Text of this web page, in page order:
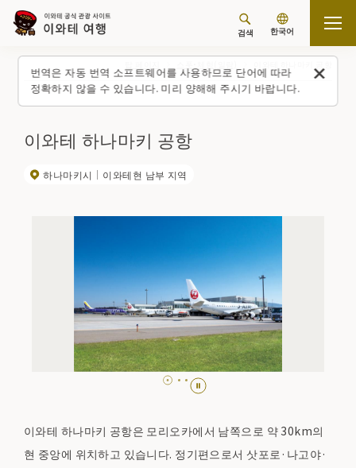
번역은 자동 번역 소프트웨어를 사용하므로 단어에 따라
정확하지 않을 수 있습니다. 미리 양해해 주시기 바랍니다.
검색 한국어
이와테 하나마키 공항
하나마키시 이와테현 남부 지역
이와테 하나마키 공항은 모리오카에서 남쪽으로 약 30km의
현 중앙에 위치하고 있습니다. 정기편으로서 삿포로·나고야·